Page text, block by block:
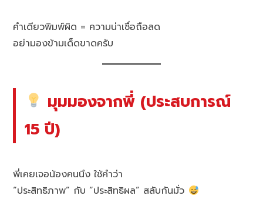
คำเดียวพิมพ์ผิด = ความน่าเชื่อถือลด
อย่ามองข้ามเด็ดขาดครับ
มุมมองจากพี่ (ประสบการณ์
15 ปี)
พี่เคยเจอน้องคนนึง ใช้คำว่า
“ประสิทธิภาพ” กับ “ประสิทธิผล” สลับกันมั่ว